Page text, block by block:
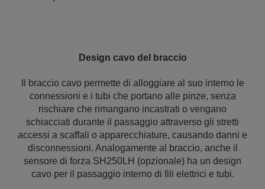
Design cavo del braccio
Il braccio cavo permette di alloggiare al suo interno le
connessioni e i tubi che portano alle pinze, senza
rischiare che rimangano incastrati o vengano
schiacciati durante il passaggio attraverso gli stretti
accessi a scaffali o apparecchiature, causando danni e
disconnessioni. Analogamente al braccio, anche il
sensore di forza SH250LH (opzionale) ha un design
cavo per il passaggio interno di fili elettrici e tubi.